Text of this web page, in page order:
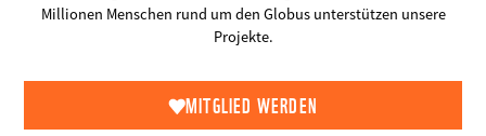
Millionen Menschen rund um den Globus unterstützen unsere
Projekte.
MITGLIED WERDEN